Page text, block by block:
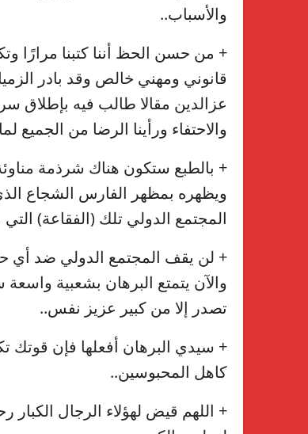
والأسباب..
+ من حسن الحظ أننا كتبنا مرارًا
قانوني ومهني خالص وقد بادر
عزالدين مقالا طالب فيه بإطلاق
والاحتفاء ورأينا الرضا من الجميع
+ بالطبع ستكون هناك شرذمة
ويظهره بمظهر الفارس الشجاع
المجتمع الدولي تلك (الفقاعة) التي
+ لن يقف المجتمع الدولي ضد أي
والآن يتمتع البرهان بشعبية واسعة
تصدر إلا من كبير عزيز نفس..
+ سيدي البرهان أفعلها فإن قوتك
كاهل المحبوسين..
+ اللهم قيض لهؤلاء الرجال